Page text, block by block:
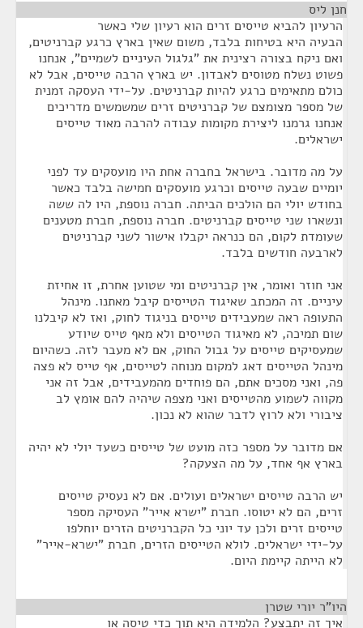
חנן ליס
הרעיון להביא טייסים זרים הוא רעיון שלי כאשר
הבעיה היא בטיחות בלבד, משום שאין בארץ כרגע קברניטים,
ואם ניקח בצורה רצינית את "גלגול העיניים לשמיים", אנחנו
פשוט נשלח מטוסים לאבדון. יש בארץ הרבה טייסים, אבל לא
כולם מתאימים כרגע להיות קברניטים. על-ידי העסקה זמנית
של מספר מצומצם של קברניטים זרים שמשמשים מדריכים
אנחנו גרמנו ליצירת מקומות עבודה להרבה מאוד טייסים
ישראלים.
על מה מדובר. בישראל בחברה אחת היו מועסקים עד לפני
יומיים שבעה טייסים וכרגע מועסקים חמישה בלבד כאשר
בחודש יולי הם הולכים הביתה. חברה נוספת, היו לה ששה
ונשארו שני טייסים קברניטים. חברה נוספת, חברת מטענים
שעומדת לקום, הם כנראה יקבלו אישור לשני קברניטים
לארבעה חודשים בלבד.
אני חוזר ואומר, אין קברניטים ומי שטוען אחרת, זו אחיזת
עיניים. זה המכתב שאיגוד הטייסים קיבל מאתנו. מינהל
התעופה ראה שמעבידים טייסים בניגוד לחוק, ואז לא קיבלנו
שום תמיכה, לא מאיגוד הטייסים ולא מאף טייס שיודע
שמעסיקים טייסים על גבול החוק, אם לא מעבר לזה. כשהיום
מינהל הטייסים דאג למקום מנוחה לטייסים, אף טייס לא פצה
פה, ואני מסכים אתם, הם פוחדים מהמעבידים, אבל זה אני
מקווה לשמוע מהטייסים ואני מצפה שיהיה להם אומץ לב
ציבורי ולא לרוץ לדבר שהוא לא נכון.
אם מדובר על מספר כזה מועט של טייסים כשעד יולי לא יהיה
בארץ אף אחד, על מה הצעקה?
יש הרבה טייסים ישראלים ועולים. אם לא נעסיק טייסים
זרים, הם לא יטוסו. חברת "ישרא אייר" העסיקה מספר
טייסים זרים ולכן עד יוני כל הקברניטים הזרים יוחלפו
על-ידי ישראלים. לולא הטייסים הזרים, חברת "ישרא-אייר"
לא הייתה קיימת היום.
היו"ר יורי שטרן
איך זה יתבצע? הלמידה היא תוך כדי טיסה או